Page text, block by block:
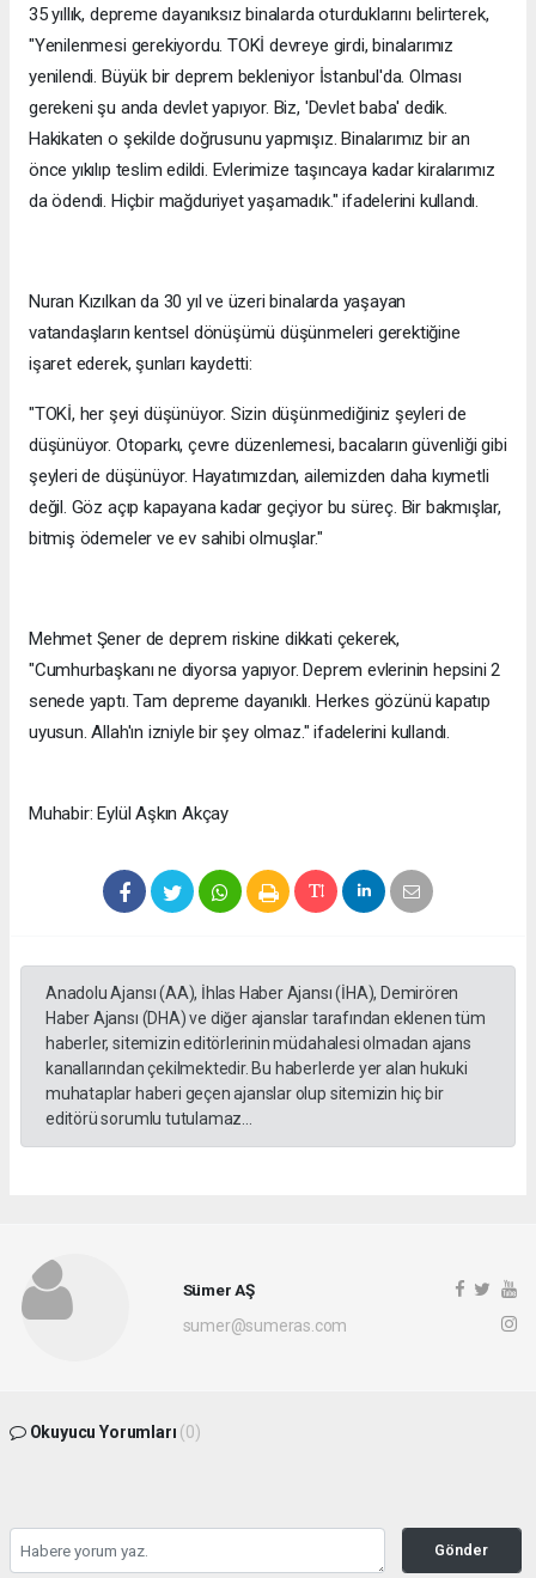
35 yıllık, depreme dayanıksız binalarda oturduklarını belirterek,
"Yenilenmesi gerekiyordu. TOKİ devreye girdi, binalarımız
yenilendi. Büyük bir deprem bekleniyor İstanbul'da. Olması
gerekeni şu anda devlet yapıyor. Biz, 'Devlet baba' dedik.
Hakikaten o şekilde doğrusunu yapmışız. Binalarımız bir an
önce yıkılıp teslim edildi. Evlerimize taşıncaya kadar kiralarımız
da ödendi. Hiçbir mağduriyet yaşamadık." ifadelerini kullandı.
Nuran Kızılkan da 30 yıl ve üzeri binalarda yaşayan
vatandaşların kentsel dönüşümü düşünmeleri gerektiğine
işaret ederek, şunları kaydetti:
"TOKİ, her şeyi düşünüyor. Sizin düşünmediğiniz şeyleri de
düşünüyor. Otoparkı, çevre düzenlemesi, bacaların güvenliği gibi
şeyleri de düşünüyor. Hayatımızdan, ailemizden daha kıymetli
değil. Göz açıp kapayana kadar geçiyor bu süreç. Bir bakmışlar,
bitmiş ödemeler ve ev sahibi olmuşlar."
Mehmet Şener de deprem riskine dikkati çekerek,
"Cumhurbaşkanı ne diyorsa yapıyor. Deprem evlerinin hepsini 2
senede yaptı. Tam depreme dayanıklı. Herkes gözünü kapatıp
uyusun. Allah'ın izniyle bir şey olmaz." ifadelerini kullandı.
Muhabir: Eylül Aşkın Akçay
Anadolu Ajansı (AA), İhlas Haber Ajansı (İHA), Demirören
Haber Ajansı (DHA) ve diğer ajanslar tarafından eklenen tüm
haberler, sitemizin editörlerinin müdahalesi olmadan ajans
kanallarından çekilmektedir. Bu haberlerde yer alan hukuki
muhataplar haberi geçen ajanslar olup sitemizin hiç bir
editörü sorumlu tutulamaz...
Sümer AŞ
sumer@sumeras.com
Okuyucu Yorumları (0)
Gönder